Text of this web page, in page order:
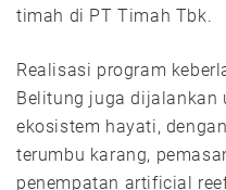
timah di PT Timah Tbk.
Realisasi program
Belitung juga dijalankan
ekosistem hayati,
terumbu karang,
penempatan artificial